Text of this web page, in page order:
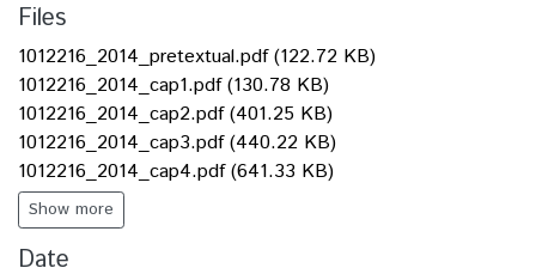
Files
1012216_2014_pretextual.pdf(122.72 KB)
1012216_2014_cap1.pdf(130.78 KB)
1012216_2014_cap2.pdf(401.25 KB)
1012216_2014_cap3.pdf(440.22 KB)
1012216_2014_cap4.pdf(641.33 KB)
Show more
Date